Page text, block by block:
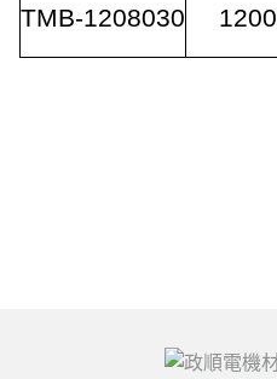
TMB-1208030 1200